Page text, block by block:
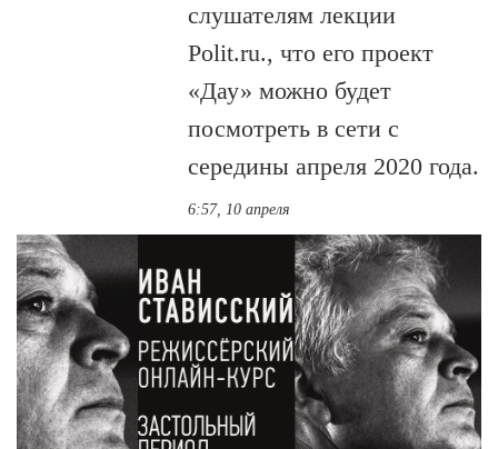
слушателям лекции
Polit.ru., что его проект
«‎Дау» можно будет
посмотреть в сети с
середины апреля 2020 года.
6:57, 10 апреля